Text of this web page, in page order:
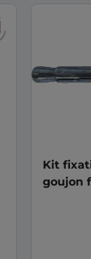
Kit
goujon